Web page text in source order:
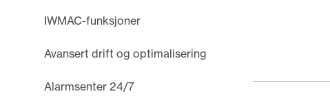
IWMAC-funksjoner
Avansert drift og optimalisering
Alarmsenter 24/7